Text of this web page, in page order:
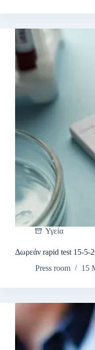
Υγεία
Δωρεάν rapid test 15-5-
Press room
15